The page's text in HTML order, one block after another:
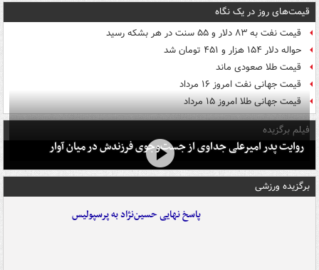
قیمت‌های روز در یک نگاه
قیمت نفت به ۸۳ دلار و ۵۵ سنت در هر بشکه رسید
حواله دلار ۱۵۴ هزار و ۴۵۱ تومان شد
قیمت طلا صعودی ماند
قیمت جهانی نفت امروز ۱۶ مرداد
قیمت جهانی طلا امروز ۱۵ مرداد
فیلم برگزیده
روایت پدر امیرعلی جداوی از جست‌وجوی فرزندش در میان آوار
برگزیده ورزشی
پاسخ نهایی حسین‌نژاد به پرسپولیس